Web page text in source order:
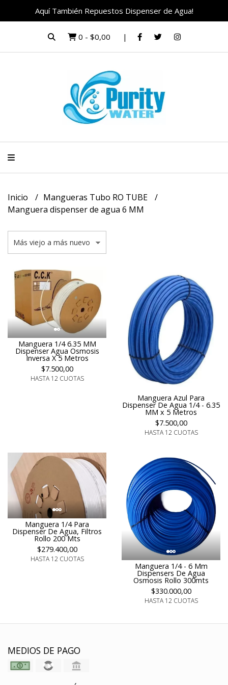
Aquí También Repuestos Dispenser de Agua!
0 - $0,00
Inicio
Mangueras Tubo RO TUBE
Manguera dispenser de agua 6 MM
Manguera 1/4 6.35 MM
Dispenser Agua Osmosis
Inversa X 5 Metros
$7.500,00
HASTA 12 CUOTAS
Manguera Azul Para
Dispenser De Agua 1/4 - 6.35
MM x 5 Metros
$7.500,00
HASTA 12 CUOTAS
Manguera 1/4 Para
Dispenser De Agua, Filtros
Rollo 200 Mts
$279.400,00
HASTA 12 CUOTAS
Manguera 1/4 - 6 Mm
Dispensers De Agua
Osmosis Rollo 300mts
$330.000,00
HASTA 12 CUOTAS
MEDIOS DE PAGO